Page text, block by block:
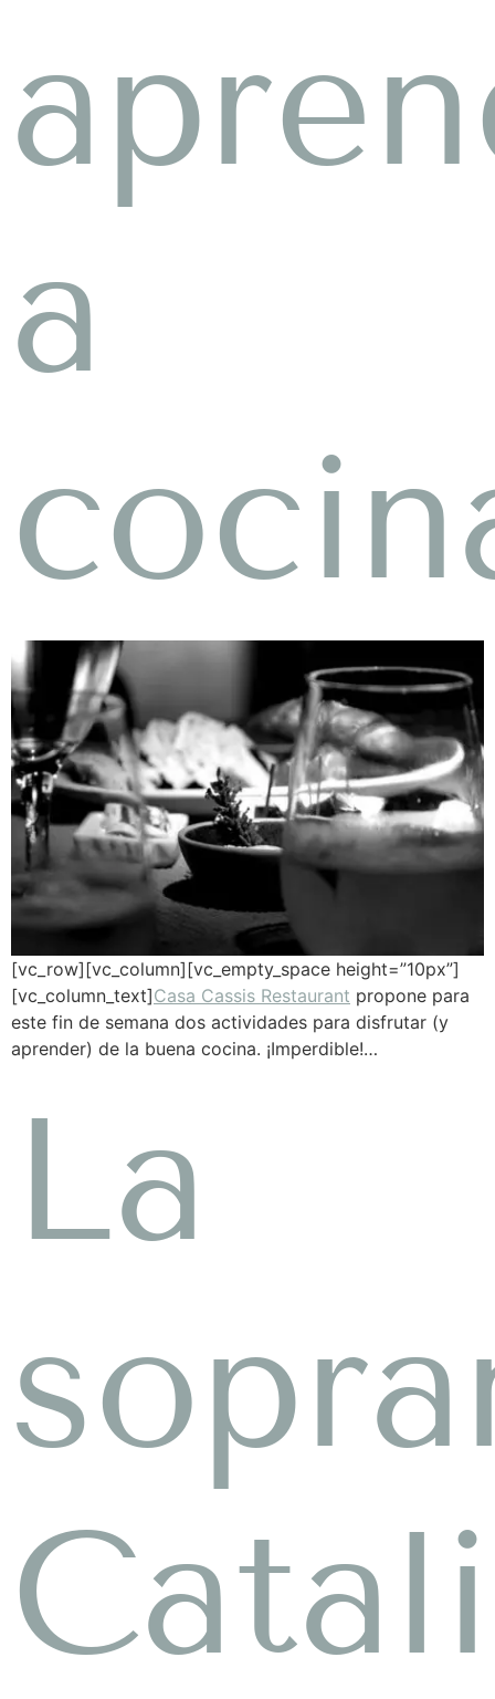
a
[vc_row][vc_column][vc_empty_space height=”10px”]
[vc_column_text]Casa Cassis Restaurant propone para
este fin de semana dos actividades para disfrutar (y
aprender) de la buena cocina. ¡Imperdible!…
La